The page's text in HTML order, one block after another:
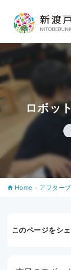
教育
学校
入学
ロボッ
Home » アフター
このページをシ